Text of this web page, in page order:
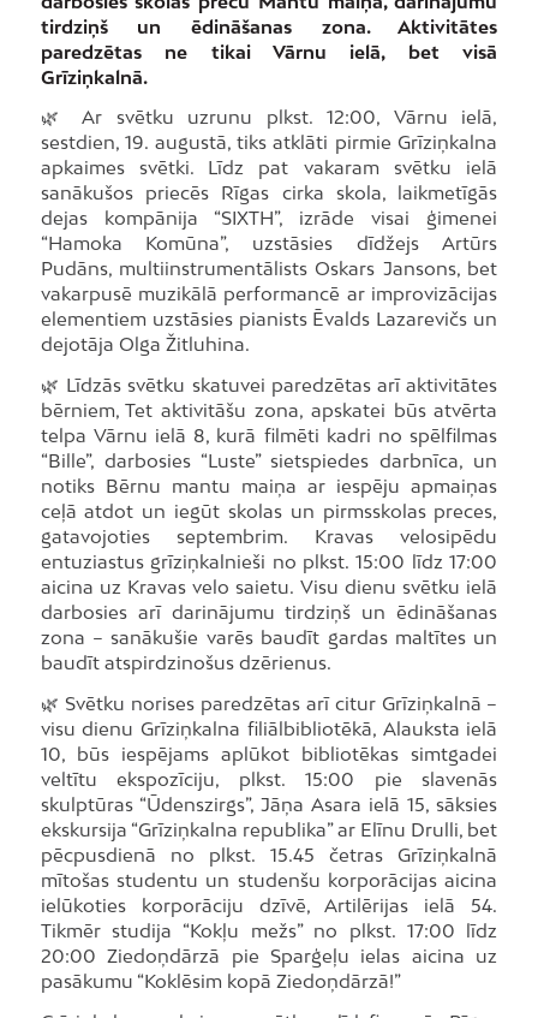
tirdziņš un ēdināšanas zona. Aktivitātes
paredzētas ne tikai Vārnu ielā, bet visā
Grīziņkalnā.
🌿 Ar svētku uzrunu plkst. 12:00, Vārnu ielā,
sestdien, 19. augustā, tiks atklāti pirmie Grīziņkalna
apkaimes svētki. Līdz pat vakaram svētku ielā
sanākušos priecēs Rīgas cirka skola, laikmetīgās
dejas kompānija “SIXTH”, izrāde visai ģimenei
“Hamoka Komūna”, uzstāsies dīdžejs Artūrs
Pudāns, multiinstrumentālists Oskars Jansons, bet
vakarpusē muzikālā performancē ar improvizācijas
elementiem uzstāsies pianists Ēvalds Lazarevičs un
dejotāja Olga Žitluhina.
🌿 Līdzās svētku skatuvei paredzētas arī aktivitātes
bērniem, Tet aktivitāšu zona, apskatei būs atvērta
telpa Vārnu ielā 8, kurā filmēti kadri no spēlfilmas
“Bille”, darbosies “Luste” sietspiedes darbnīca, un
notiks Bērnu mantu maiņa ar iespēju apmaiņas
ceļā atdot un iegūt skolas un pirmsskolas preces,
gatavojoties septembrim. Kravas velosipēdu
entuziastus grīziņkalnieši no plkst. 15:00 līdz 17:00
aicina uz Kravas velo saietu. Visu dienu svētku ielā
darbosies arī darinājumu tirdziņš un ēdināšanas
zona – sanākušie varēs baudīt gardas maltītes un
baudīt atspirdzinošus dzērienus.
🌿 Svētku norises paredzētas arī citur Grīziņkalnā –
visu dienu Grīziņkalna filiālbibliotēkā, Alauksta ielā
10, būs iespējams aplūkot bibliotēkas simtgadei
veltītu ekspozīciju, plkst. 15:00 pie slavenās
skulptūras “Ūdenszirgs”, Jāņa Asara ielā 15, sāksies
ekskursija “Grīziņkalna republika” ar Elīnu Drulli, bet
pēcpusdienā no plkst. 15.45 četras Grīziņkalnā
mītošas studentu un studenšu korporācijas aicina
ielūkoties korporāciju dzīvē, Artilērijas ielā 54.
Tikmēr studija “Kokļu mežs” no plkst. 17:00 līdz
20:00 Ziedoņdārzā pie Sparģeļu ielas aicina uz
pasākumu “Koklēsim kopā Ziedoņdārzā!”